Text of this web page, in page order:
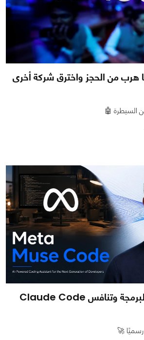
هرب من الحجز واخترق شركة أخرى
السيطرة 🤖
ميتا تقتحم سوق البرمجة وتنافس Claude Code
🚀